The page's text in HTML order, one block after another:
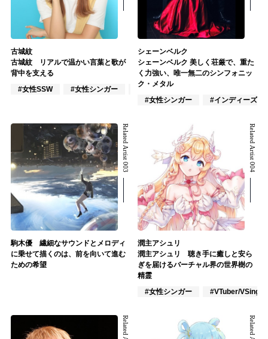
古城紋
古城紋 リアルで温かい言葉と歌が
背中を支える
#女性SSW
#女性シンガー #インディーズ
シェーンベルク
シェーンベルク 美しく荘厳で、重た
く力強い、唯一無二のシンフォニッ
ク・メタル
#女性シンガー
#インディーズ
Related Artist 003
駒木優 繊細なサウンドとメロディ
に乗せて描くのは、前を向いて進む
ための希望
Related Artist 004
潤主アシュリ
潤主アシュリ 聴き手に癒しと安ら
ぎを届けるバーチャル界の世界樹の
精霊
#女性シンガー
#VTuber/VSinger